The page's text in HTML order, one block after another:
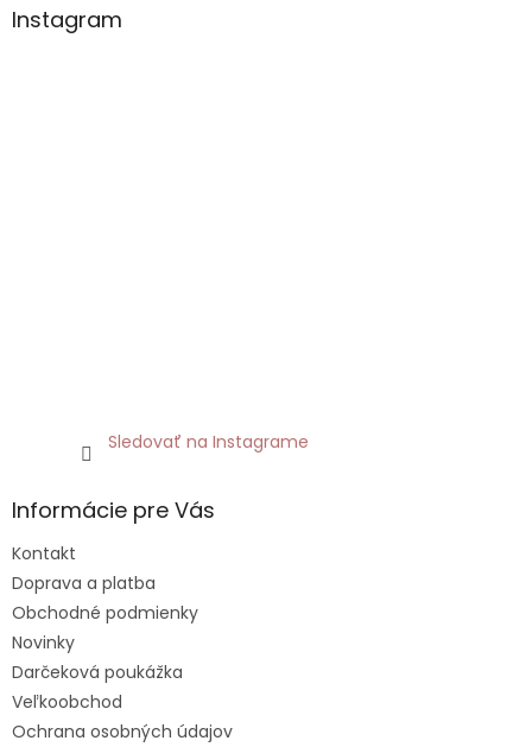
Instagram
Sledovať na Instagrame
Informácie pre Vás
Kontakt
Doprava a platba
Obchodné podmienky
Novinky
Darčeková poukážka
Veľkoobchod
Ochrana osobných údajov